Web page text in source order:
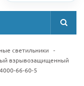
светильники -
взрывозащищенный
66-60-5